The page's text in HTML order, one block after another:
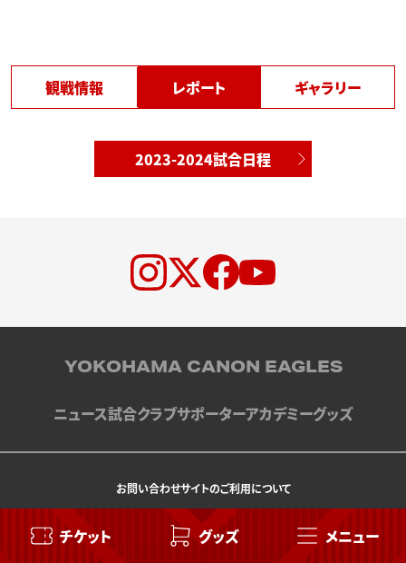
観戦情報 レポート ギャラリー
2023-2024試合日程
YOKOHAMA CANON EAGLES
ニュース試合クラブサポーターアカデミーグッズ
お問い合わせサイトのご利用について
COPYRIGHT © CANON INC.
チケット グッズ メニュー